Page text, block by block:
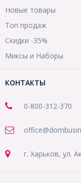
Новые товары
Топ продаж
Скидки -35%
Миксы и Наборы
КОНТАКТЫ
0-800-312-370
г. Харьков, ул.